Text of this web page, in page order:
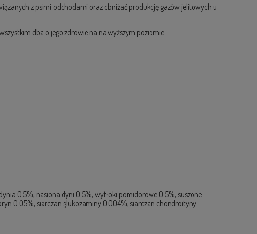
z psimi odchodami oraz obniżać produkcję gazów jelitowych u
dba o jego zdrowie na najwyższym poziomie.
0.5%, nasiona dyni 0.5%, wytłoki pomidorowe 0.5%, suszone
0.05%, siarczan glukozaminy 0.004%, siarczan chondroityny